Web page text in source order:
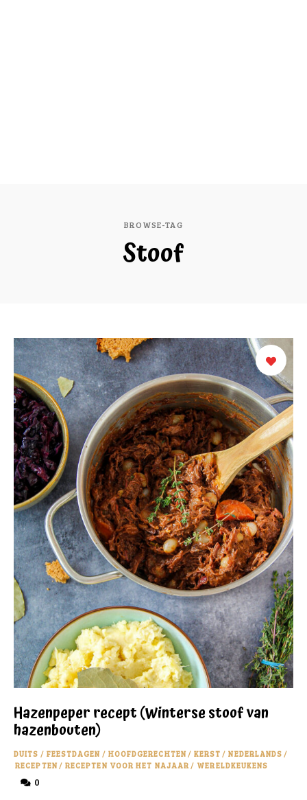
BROWSE-TAG
Stoof
Hazenpeper recept (Winterse stoof van
hazenbouten)
DUITS / FEESTDAGEN / HOOFDGERECHTEN/ KERST / NEDERLANDS /
RECEPTEN/ RECEPTEN VOOR HET NAJAAR / WERELDKEUKENS
0